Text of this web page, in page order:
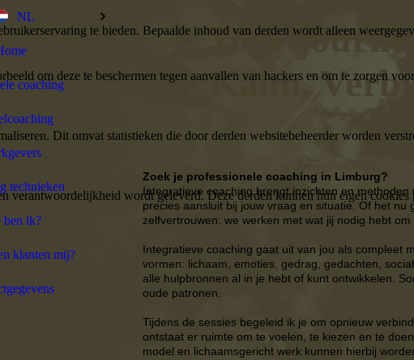
NL
coaching
technieken
ben ik?
klanten mij?
Your
Kalm.
Zoek je professionele coaching in Limburg?
Integratieve coaching brengt inzichten en
precies aansluit bij jouw vraag en situatie. Of het
zelfvertrouwen: we werken met wat jij nodig hebt om
Integratieve coaching gaat uit van jou als compleet
vormen: lichaam, emoties, gedrag, gedachten,
alle hulpbronnen al in je hebt of kunt ontwikkelen.
oude patronen.
Tijdens de sessies begeleid ik je om opnieuw
ontstaat er ruimte om te voelen, te kiezen en te
model en lichaamsgericht werk kunnen hierbij
te bieden. Bepaalde inhoud van derden wordt alleen
om deze te beschermen tegen aanvallen van hackers en om te zorgen
Dit omvat statistieken die door derden websitebeheerder worden
verantwoordelijkheid wordt geleverd. Deze derden kunnen hun eigen